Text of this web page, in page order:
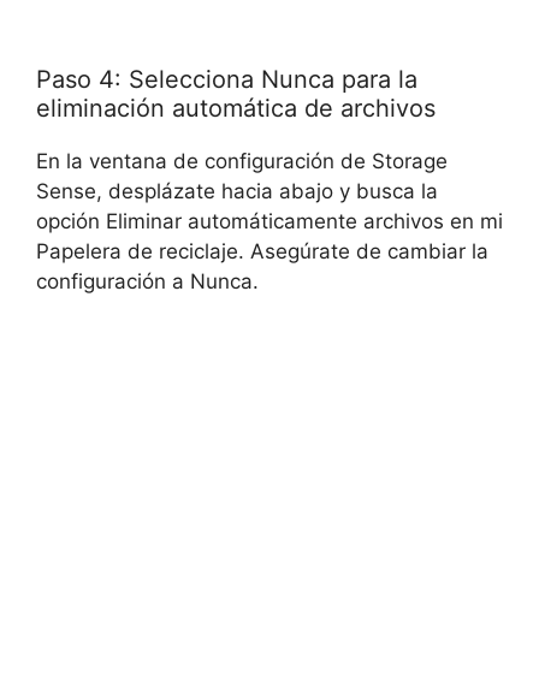
Paso 4: Selecciona Nunca para la
eliminación automática de archivos
En la ventana de configuración de Storage
Sense, desplázate hacia abajo y busca la
opción Eliminar automáticamente archivos en mi
Papelera de reciclaje. Asegúrate de cambiar la
configuración a Nunca.